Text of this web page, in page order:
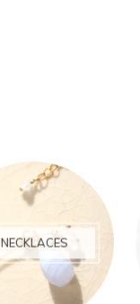
NECKLACES